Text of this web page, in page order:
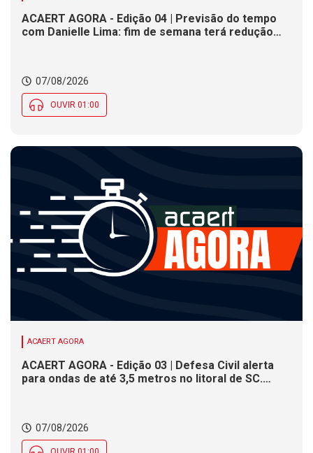
ACAERT AGORA - Edição 04 | Previsão do tempo
com Danielle Lima: fim de semana terá redução
07/08/2026
OUVIR 01:00
ACAERT AGORA
ACAERT AGORA - Edição 03 | Defesa Civil alerta
para ondas de até 3,5 metros no litoral de SC.
07/08/2026